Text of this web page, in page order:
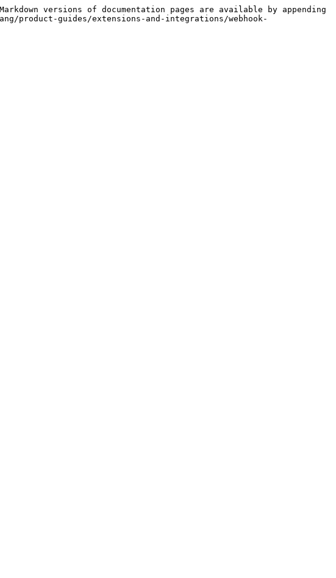
versions of documentation pages are available by appending
product-guides/extensions-and-integrations/webhook-